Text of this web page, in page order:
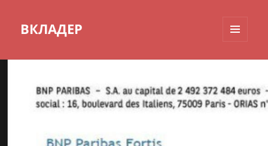
ВКЛАДЕР